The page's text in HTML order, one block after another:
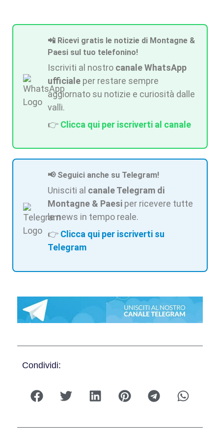
📲 Ricevi gratis le notizie di Montagne &
Paesi sul tuo telefonino!
Iscriviti al nostro canale WhatsApp
ufficiale per restare sempre
aggiornato su notizie e curiosità dalle
valli.
👉 Clicca qui per iscriverti al canale
📢 Seguici anche su Telegram!
Unisciti al canale Telegram di
Montagne & Paesi per ricevere tutte
le news in tempo reale.
👉 Clicca qui per iscriverti su
Telegram
Condividi: